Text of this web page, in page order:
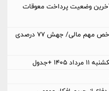
وضعیت پرداخت معوقات
جایگاه نخست بانك ملت در 10 شاخص مهم مالی/ جهش 77 درصدی
+جدول